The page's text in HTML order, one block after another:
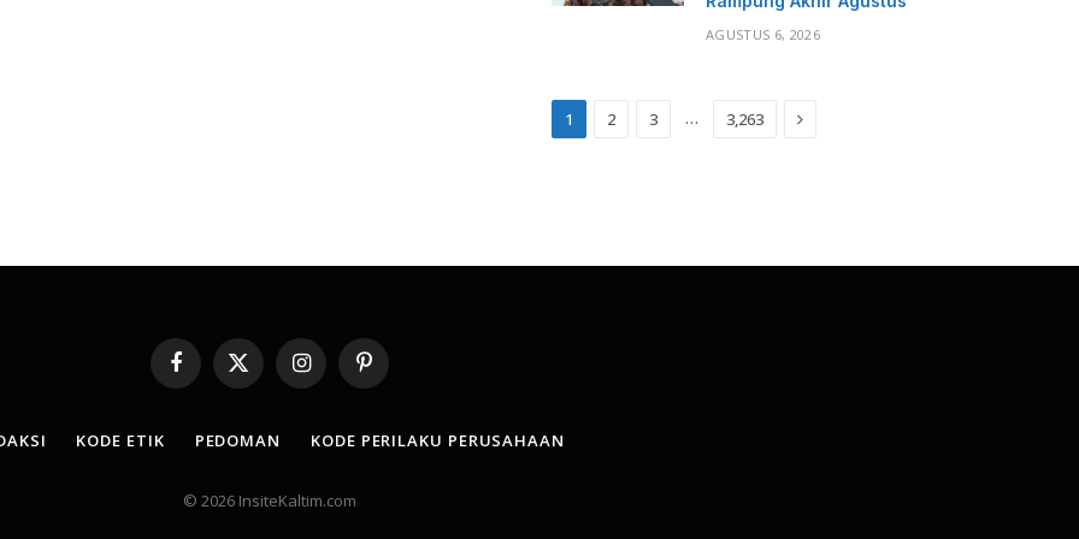
AGUSTUS 6, 2026
1 2 3 … 3,263 Next
Facebook
X
(Twitter)
InstagramPinterest
KODE ETIK PEDOMAN KODE PERILAKU PERUSAHAAN
© 2026 InsiteKaltim.com